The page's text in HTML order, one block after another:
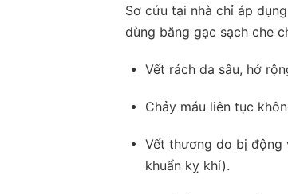
Sơ cứu tại nhà chỉ áp
dùng băng gạc sạch che
Vết rách da sâu, hở
Chảy máu liên tục
Vết thương do bị động
khuẩn kỵ khí).